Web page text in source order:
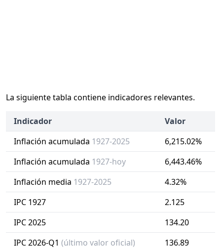
La siguiente tabla contiene indicadores relevantes.
Indicador
Valor
Inflación acumulada 1927-2025
6,215.02%
Inflación acumulada 1927-hoy
6,443.46%
Inflación media 1927-2025
4.32%
IPC 1927
2.125
IPC 2025
134.20
IPC 2026-Q1 (último valor oficial) 136.89